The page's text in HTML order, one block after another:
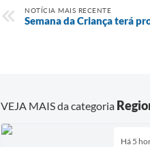
NOTÍCIA MAIS RECENTE
Semana da Criança terá
VEJA MAIS da categoria
Há 5